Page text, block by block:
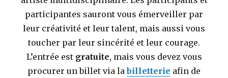
participantes sauront vous émerveiller par
leur créativité et leur talent, mais aussi vous
toucher par leur sincérité et leur courage.
L’entrée est gratuite, mais vous devez vous
procurer un billet via la billetterie afin de